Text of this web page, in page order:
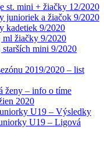
st. mini + žiačky 12/2020
junioriek a žiačok 9/2020
kadetiek 9/2020
ml žiačky 9/2020
mini 9/2020
2019/2020 – list
ženy – info o tíme
2020
U19 – Výsledky
U19 – Ligová